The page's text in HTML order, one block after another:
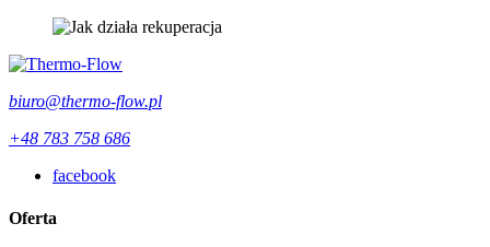
biuro@thermo-flow.pl
+48 783 758 686
facebook
Oferta